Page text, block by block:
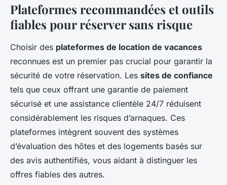
Plateformes recommandées et outils
fiables pour réserver sans risque
Choisir des plateformes de location de vacances
reconnues est un premier pas crucial pour garantir la
sécurité de votre réservation. Les sites de confiance
tels que ceux offrant une garantie de paiement
sécurisé et une assistance clientèle 24/7 réduisent
considérablement les risques d’arnaques. Ces
plateformes intègrent souvent des systèmes
d’évaluation des hôtes et des logements basés sur
des avis authentifiés, vous aidant à distinguer les
offres fiables des autres.